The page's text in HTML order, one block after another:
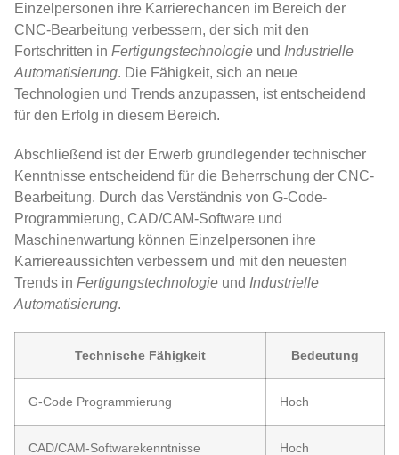
Einzelpersonen ihre Karrierechancen im Bereich der
CNC-Bearbeitung verbessern, der sich mit den
Fortschritten in Fertigungstechnologie und Industrielle
Automatisierung. Die Fähigkeit, sich an neue
Technologien und Trends anzupassen, ist entscheidend
für den Erfolg in diesem Bereich.
Abschließend ist der Erwerb grundlegender technischer
Kenntnisse entscheidend für die Beherrschung der CNC-
Bearbeitung. Durch das Verständnis von G-Code-
Programmierung, CAD/CAM-Software und
Maschinenwartung können Einzelpersonen ihre
Karriereaussichten verbessern und mit den neuesten
Trends in Fertigungstechnologie und Industrielle
Automatisierung.
Technische Fähigkeit Bedeutung
G-Code Programmierung Hoch
CAD/CAM-Softwarekenntnisse Hoch